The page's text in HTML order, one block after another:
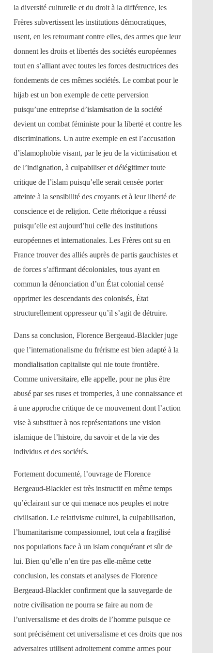
la diversité culturelle et du droit à la différence, les
Frères subvertissent les institutions démocratiques,
usent, en les retournant contre elles, des armes que leur
donnent les droits et libertés des sociétés européennes
tout en s’alliant avec toutes les forces destructrices des
fondements de ces mêmes sociétés. Le combat pour le
hijab est un bon exemple de cette perversion
puisqu’une entreprise d’islamisation de la société
devient un combat féministe pour la liberté et contre les
discriminations. Un autre exemple en est l’accusation
d’islamophobie visant, par le jeu de la victimisation et
de l’indignation, à culpabiliser et délégitimer toute
critique de l’islam puisqu’elle serait censée porter
atteinte à la sensibilité des croyants et à leur liberté de
conscience et de religion. Cette rhétorique a réussi
puisqu’elle est aujourd’hui celle des institutions
européennes et internationales. Les Frères ont su en
France trouver des alliés auprès de partis gauchistes et
de forces s’affirmant décoloniales, tous ayant en
commun la dénonciation d’un État colonial censé
opprimer les descendants des colonisés, État
structurellement oppresseur qu’il s’agit de détruire.
Dans sa conclusion, Florence Bergeaud-Blackler juge
que l’internationalisme du frérisme est bien adapté à la
mondialisation capitaliste qui nie toute frontière.
Comme universitaire, elle appelle, pour ne plus être
abusé par ses ruses et tromperies, à une connaissance et
à une approche critique de ce mouvement dont l’action
vise à substituer à nos représentations une vision
islamique de l’histoire, du savoir et de la vie des
individus et des sociétés.
Fortement documenté, l’ouvrage de Florence
Bergeaud-Blackler est très instructif en même temps
qu’éclairant sur ce qui menace nos peuples et notre
civilisation. Le relativisme culturel, la culpabilisation,
l’humanitarisme compassionnel, tout cela a fragilisé
nos populations face à un islam conquérant et sûr de
lui. Bien qu’elle n’en tire pas elle-même cette
conclusion, les constats et analyses de Florence
Bergeaud-Blackler confirment que la sauvegarde de
notre civilisation ne pourra se faire au nom de
l’universalisme et des droits de l’homme puisque ce
sont précisément cet universalisme et ces droits que nos
adversaires utilisent adroitement comme armes pour